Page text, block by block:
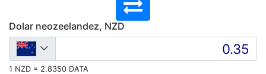
Dolar neozeelandez, NZD
1 NZD = 2.8350 DATA